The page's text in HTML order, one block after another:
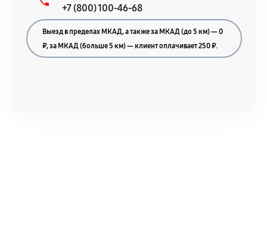
+7 (800) 100-46-68
Выезд в пределах МКАД, а также за МКАД (до 5 км) — 0
₽, за МКАД (больше 5 км) — клиент оплачивает 250 ₽.